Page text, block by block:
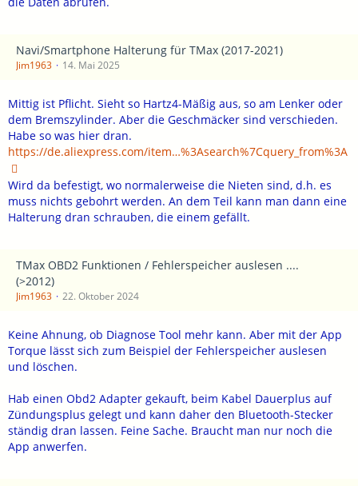
Navi/Smartphone Halterung für TMax (2017-2021)
Jim1963 14. Mai 2025
Mittig ist Pflicht. Sieht so Hartz4-Mäßig aus, so am Lenker oder
dem Bremszylinder. Aber die Geschmäcker sind verschieden.
Habe so was hier dran.
https://de.aliexpress.com/item…%3Asearch%7Cquery_from%3A
Wird da befestigt, wo normalerweise die Nieten sind, d.h. es
muss nichts gebohrt werden. An dem Teil kann man dann eine
Halterung dran schrauben, die einem gefällt.
TMax OBD2 Funktionen / Fehlerspeicher auslesen ....
(>2012)
Jim1963 22. Oktober 2024
Keine Ahnung, ob Diagnose Tool mehr kann. Aber mit der App
Torque lässt sich zum Beispiel der Fehlerspeicher auslesen
und löschen.
Hab einen Obd2 Adapter gekauft, beim Kabel Dauerplus auf
Zündungsplus gelegt und kann daher den Bluetooth-Stecker
ständig dran lassen. Feine Sache. Braucht man nur noch die
App anwerfen.